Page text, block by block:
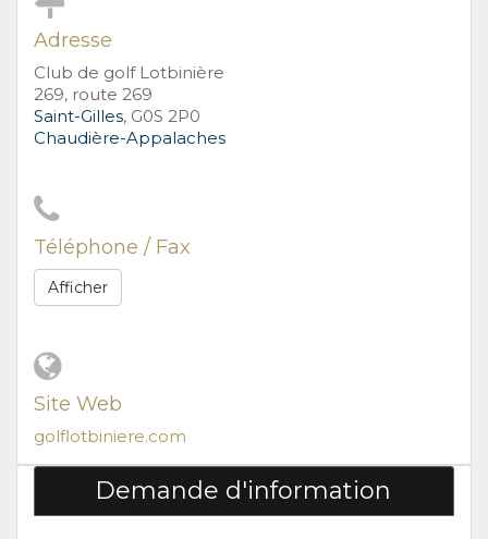
Adresse
Club de golf Lotbinière
269, route 269
Saint-Gilles, G0S 2P0
Chaudière-Appalaches
Téléphone / Fax
Afficher
Site Web
golflotbiniere.com
Demande d'information